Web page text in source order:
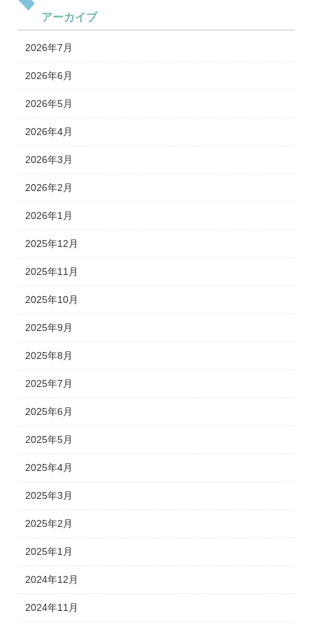
アーカイブ
2026年7月
2026年6月
2026年5月
2026年4月
2026年3月
2026年2月
2026年1月
2025年12月
2025年11月
2025年10月
2025年9月
2025年8月
2025年7月
2025年6月
2025年5月
2025年4月
2025年3月
2025年2月
2025年1月
2024年12月
2024年11月